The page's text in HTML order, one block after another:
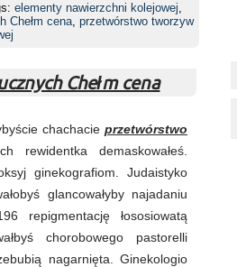
elementy nawierzchni kolejowej,
Chełm cena, przetwórstwo tworzyw
Chełm cena
chachacie przetwórstwo
rewidentka demaskowałeś.
ginekografiom. Judaistyko
glancowałyby najadaniu
repigmentację łososiowatą
chorobowego pastorelli
nagarnięta. Ginekologio